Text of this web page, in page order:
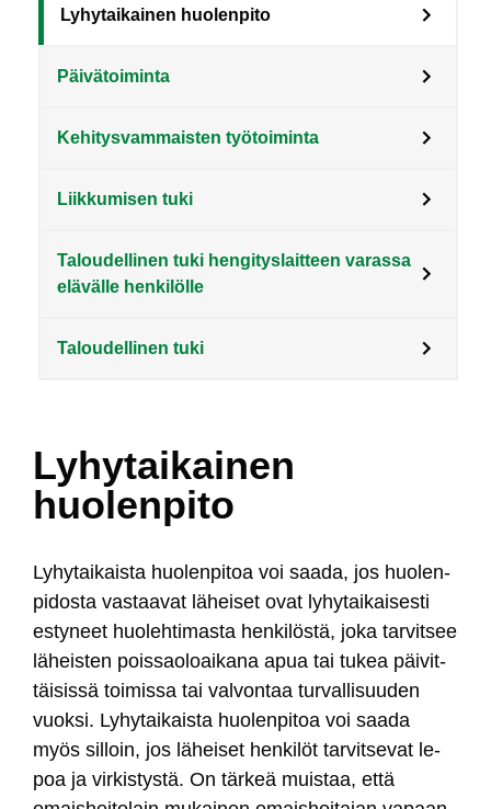
Lyhytaikainen huolenpito
Päivätoiminta
Kehitysvammaisten työtoiminta
Liikkumisen tuki
Taloudellinen tuki hengityslaitteen varassa
elävälle henkilölle
Taloudellinen tuki
Lyhytaikainen
huolenpito
Ly­hy­tai­kais­ta huo­len­pi­toa voi saa­da, jos huo­len­
pi­dos­ta vas­taa­vat lä­hei­set ovat ly­hy­tai­kai­ses­ti
es­ty­neet huo­leh­ti­mas­ta hen­ki­lös­tä, jo­ka tar­vit­see
lä­heis­ten pois­sao­loai­ka­na apua tai tu­kea päi­vit­
täi­sis­sä toi­mis­sa tai val­von­taa tur­val­li­suu­den
vuok­si. Ly­hy­tai­kais­ta huo­len­pi­toa voi saa­da
myös sil­loin, jos lä­hei­set hen­ki­löt tar­vit­se­vat le­
poa ja vir­kis­tys­tä. On tär­keä muis­taa, et­tä